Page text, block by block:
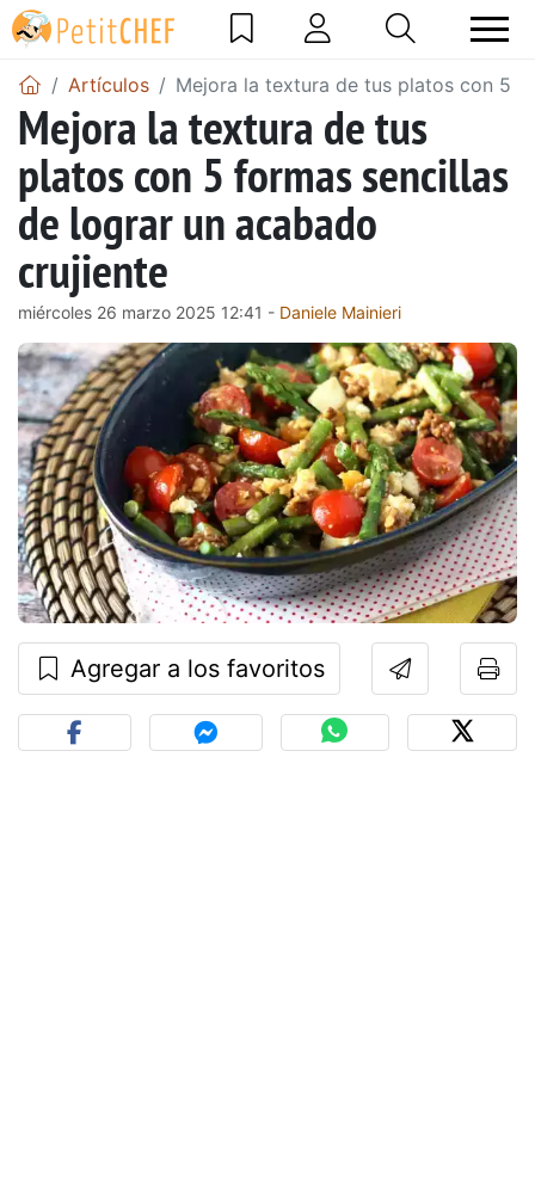
Artículos Mejora la textura de tus platos con 5
Mejora la textura de tus
platos con 5 formas sencillas
de lograr un acabado
crujiente
miércoles 26 marzo 2025 12:41 - Daniele Mainieri
Agregar a los favoritos